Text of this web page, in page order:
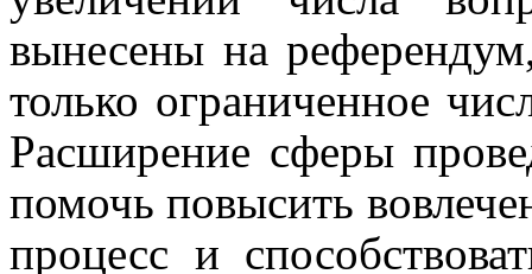
вынесены на
только ограниченное
Расширение сферы
помочь повысить
процесс и